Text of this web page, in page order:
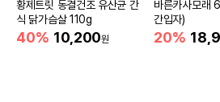
황제트릿 동결건조 유산균 간
식 닭가슴살 110g
40% 10,200원
바른카사모래
간입자)
20%